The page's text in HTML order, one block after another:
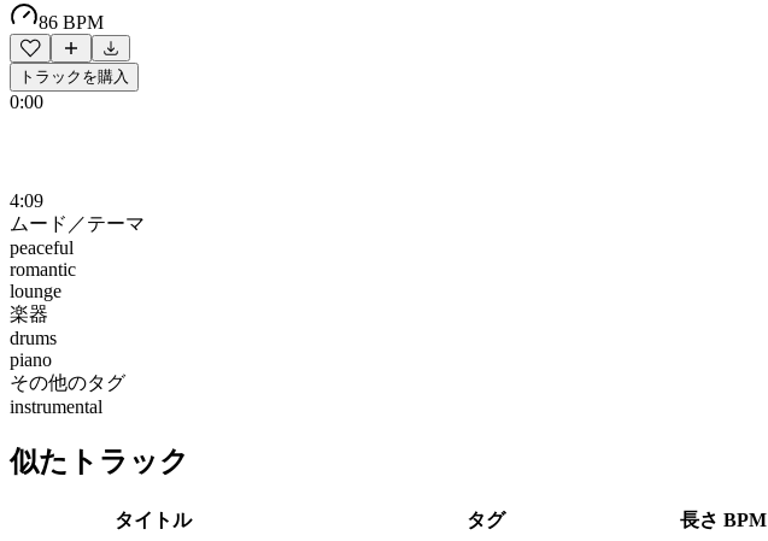
86 BPM
トラックを購入
0:00
4:09
ムード／テーマ
peaceful
romantic
lounge
楽器
drums
piano
その他のタグ
instrumental
似たトラック
タイトル タグ 長さ BPM